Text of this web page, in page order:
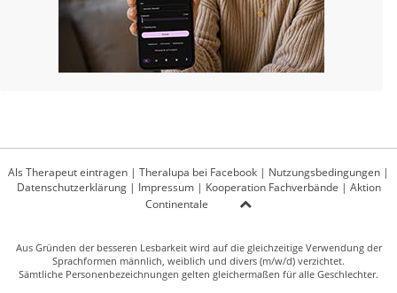
Als Therapeut eintragen | Theralupa bei Facebook | Nutzungsbedingungen |
Datenschutzerklärung| Impressum| Kooperation Fachverbände | Aktion
Continentale
Aus Gründen der besseren Lesbarkeit wird auf die gleichzeitige Verwendung der
Sprachformen männlich, weiblich und divers (m/w/d) verzichtet.
Sämtliche Personenbezeichnungen gelten gleichermaßen für alle Geschlechter.